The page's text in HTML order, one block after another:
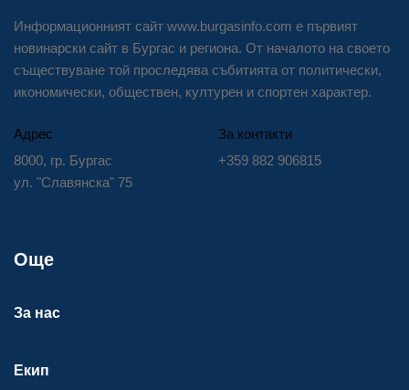
Информационният сайт www.burgasinfo.com е първият
новинарски сайт в Бургас и региона. От началото на своето
съществуване той проследява събитията от политически,
икономически, обществен, културен и спортен характер.
Адрес
8000, гр. Бургас
ул. "Славянска" 75
За контакти
+359 882 906815
Още
За нас
Екип